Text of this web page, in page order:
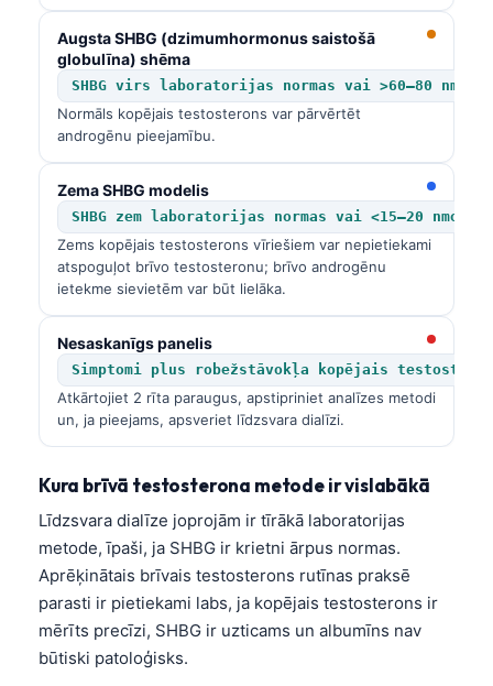
Augsta SHBG (dzimumhormonus saistošā
globulīna) shēma
SHBG virs laboratorijas normas vai >60–80 nmol/
Normāls kopējais testosterons var pārvērtēt
androgēnu pieejamību.
Zema SHBG modelis
SHBG zem laboratorijas normas vai <15–20 nmol/L
Zems kopējais testosterons vīriešiem var nepietiekami
atspoguļot brīvo testosteronu; brīvo androgēnu
ietekme sievietēm var būt lielāka.
Nesaskanīgs panelis
Simptomi plus robežstāvokļa kopējais
Atkārtojiet 2 rīta paraugus, apstipriniet analīzes metodi
un, ja pieejams, apsveriet līdzsvara dialīzi.
Kura brīvā testosterona metode ir vislabākā
Līdzsvara dialīze joprojām ir tīrākā laboratorijas
metode, īpaši, ja SHBG ir krietni ārpus normas.
Aprēķinātais brīvais testosterons rutīnas praksē
parasti ir pietiekami labs, ja kopējais testosterons ir
mērīts precīzi, SHBG ir uzticams un albumīns nav
būtiski patoloģisks.